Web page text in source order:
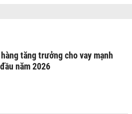
tăng trưởng cho vay mạnh
năm 2026